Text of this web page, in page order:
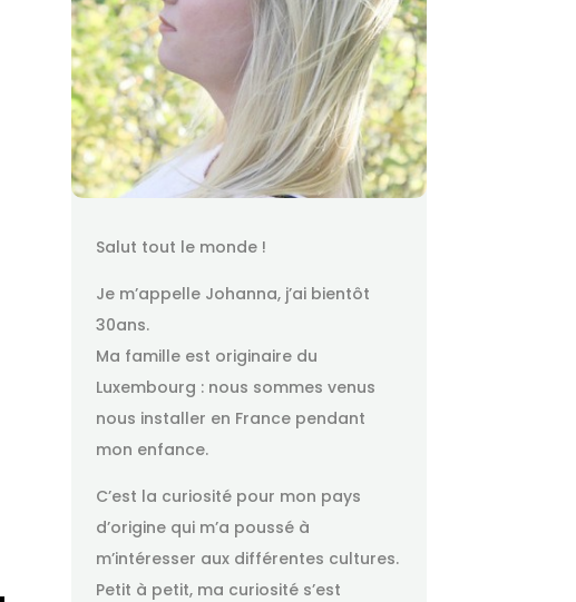
Salut tout le monde !
Je m’appelle Johanna, j’ai bientôt
30ans.
Ma famille est originaire du
Luxembourg : nous sommes venus
nous installer en France pendant
mon enfance.
C’est la curiosité pour mon pays
d’origine qui m’a poussé à
m’intéresser aux différentes cultures.
Petit à petit, ma curiosité s’est